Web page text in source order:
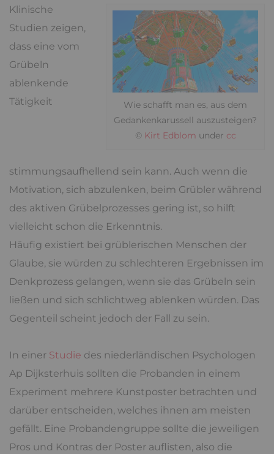
Wie schafft man es, aus dem
Gedankenkarussell auszusteigen?
© Kirt Edblom under cc
Klinische
Studien zeigen,
dass eine vom
Grübeln
ablenkende
Tätigkeit
stimmungsaufhellend sein kann. Auch wenn die
Motivation, sich abzulenken, beim Grübler während
des aktiven Grübelprozesses gering ist, so hilft
vielleicht schon die Erkenntnis.
Häufig existiert bei grüblerischen Menschen der
Glaube, sie würden zu schlechteren Ergebnissen im
Denkprozess gelangen, wenn sie das Grübeln sein
ließen und sich schlichtweg ablenken würden. Das
Gegenteil scheint jedoch der Fall zu sein.
In einer Studie des niederländischen Psychologen
Ap Dijksterhuis sollten die Probanden in einem
Experiment mehrere Kunstposter betrachten und
darüber entscheiden, welches ihnen am meisten
gefällt. Eine Probandengruppe sollte die jeweiligen
Pros und Kontras der Poster auflisten, also die